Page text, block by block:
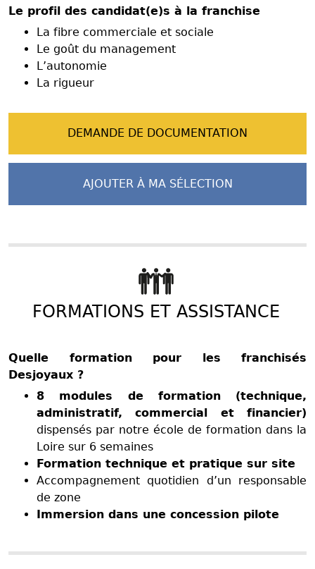
Le profil des candidat(e)s à la franchise
La fibre commerciale et sociale
Le goût du management
L’autonomie
La rigueur
DEMANDE DE DOCUMENTATION
AJOUTER À MA SÉLECTION
FORMATIONS ET ASSISTANCE
Quelle formation pour les franchisés
Desjoyaux ?
8 modules de formation (technique,
administratif, commercial et financier)
dispensés par notre école de formation dans la
Loire sur 6 semaines
Formation technique et pratique sur site
Accompagnement quotidien d’un responsable
de zone
Immersion dans une concession pilote